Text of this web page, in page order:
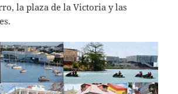
la plaza de la Victoria y las